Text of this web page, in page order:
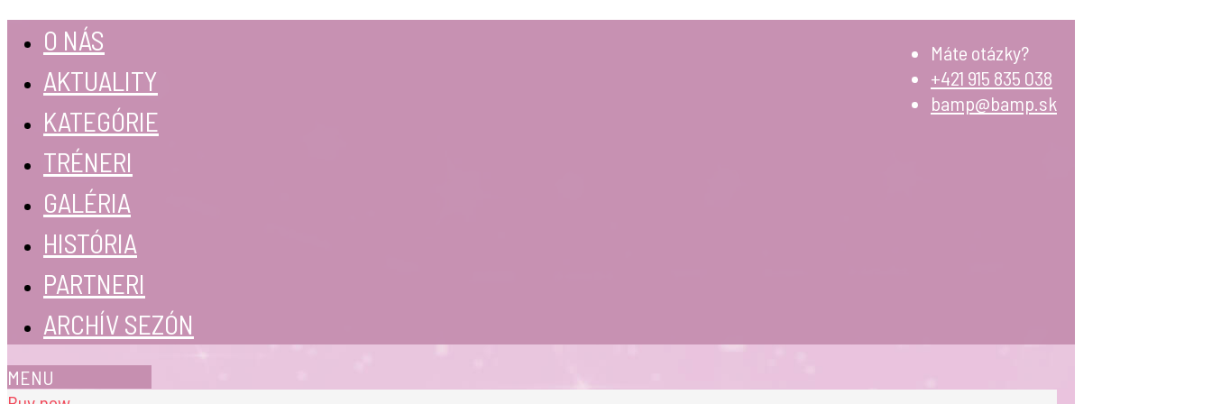
Máte otázky?
+421 915 835 038
bamp@bamp.sk
O NÁS
AKTUALITY
KATEGÓRIE
TRÉNERI
GALÉRIA
HISTÓRIA
PARTNERI
ARCHÍV SEZÓN
MENU